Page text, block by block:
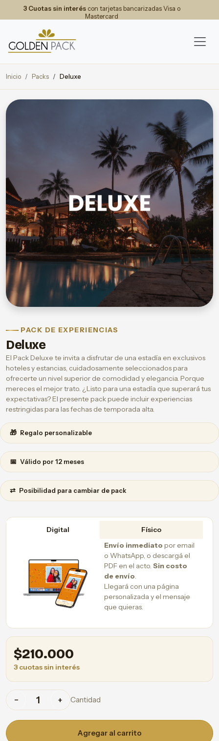
3 Cuotas sin interéscon tarjetas bancarizadas Visa o
Mastercard
Inicio Packs Deluxe
PACK DE EXPERIENCIAS
Deluxe
El Pack Deluxe te invita a disfrutar de una estadía en exclusivos
hoteles y estancias, cuidadosamente seleccionados para
ofrecerte un nivel superior de comodidad y elegancia. Porque
mereces el mejor trato. ¿Listo para una estadía que superará tus
expectativas? El presente pack puede incluir experiencias
restringidas para las fechas de temporada alta.
🎁 Regalo personalizable
📅 Válido por 12 meses
⇄ Posibilidad para cambiar de pack
Digital
Físico
Envío inmediato por email
o WhatsApp, o descargá el
PDF en el acto. Sin costo
de envío.
Llegará con una página
personalizada y el mensaje
que quieras.
$210.000
3 cuotas sin interés
− + Cantidad
Agregar al carrito